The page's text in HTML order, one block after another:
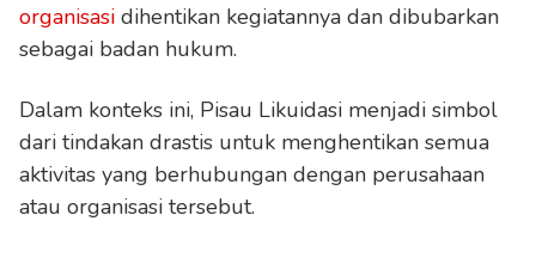
organisasi dihentikan kegiatannya dan dibubarkan
sebagai badan hukum.
Dalam konteks ini, Pisau Likuidasi menjadi simbol
dari tindakan drastis untuk menghentikan semua
aktivitas yang berhubungan dengan perusahaan
atau organisasi tersebut.